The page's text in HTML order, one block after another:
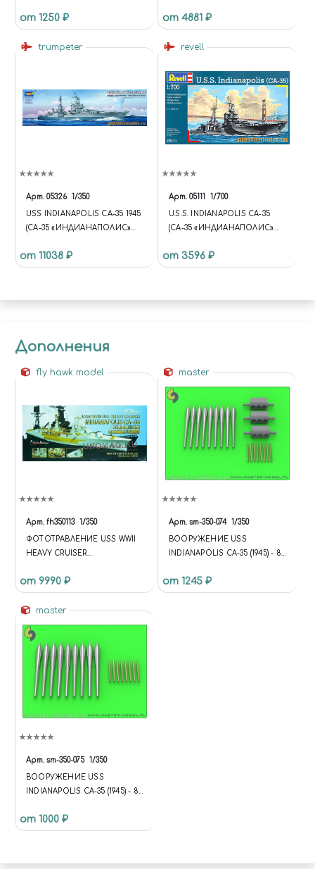
от 1250 ₽
35 (1:350)
от 4881 ₽
trumpeter
Арт. 05326 1/350
USS INDIANAPOLIS CA-35 1945
(CA-35 «ИНДИАНАПОЛИС»
КРЕЙСЕР, 1945 Г.)
от 11038 ₽
revell
Арт. 05111 1/700
U.S.S. INDIANAPOLIS CA-35
(СА-35 «ИНДИАНАПОЛИС»
КРЕЙСЕР)
от 3596 ₽
Дополнения
fly hawk model
Арт. fh350113 1/350
ФОТОТРАВЛЕНИЕ USS WWII
HEAVY CRUISER
(FORTRUMPETER 05326)
от 9990 ₽
master
Арт. sm-350-074 1/350
ВООРУЖЕНИЕ USS
INDIANAPOLIS CA-35 (1945) - 8-
ДЮЙМОВЫЕ (8 ШТ.) СТВОЛЫ
СО СМОЛЯНОЙ ЦАПФОЙ -
от 1245 ₽
master
Арт. sm-350-075 1/350
ВООРУЖЕНИЕ USS
INDIANAPOLIS CA-35 (1945) - 8
(8 ШТ.) СТВОЛОВ -
ПОДХОДИТ ДЛЯ МОДЕЛИ
от 1000 ₽